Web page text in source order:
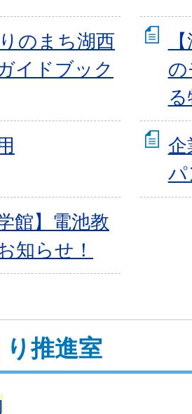
のまち湖西
イドブック
企
館】電池教
知らせ！
推進室